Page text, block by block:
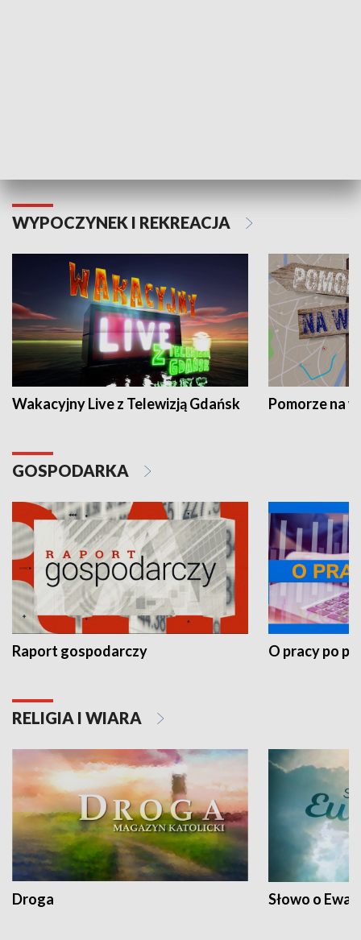
WYPOCZYNEK I REKREACJA
Wakacyjny Live z Telewizją Gdańsk Pomorze na
GOSPODARKA
Raport gospodarczy O pracy po
RELIGIA I WIARA
Droga Słowo o